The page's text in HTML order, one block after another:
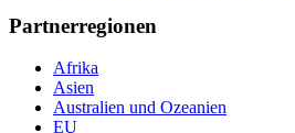
Partnerregionen
Afrika
Asien
Australien und Ozeanien
EU